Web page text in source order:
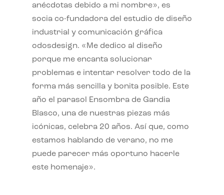
anécdotas debido a mi nombre», es
socia co-fundadora del estudio de diseño
industrial y comunicación gráfica
odosdesign. «Me dedico al diseño
porque me encanta solucionar
problemas e intentar resolver todo de la
forma más sencilla y bonita posible. Este
año el parasol Ensombra de Gandia
Blasco, una de nuestras piezas más
icónicas, celebra 20 años. Así que, como
estamos hablando de verano, no me
puede parecer más oportuno hacerle
este homenaje».